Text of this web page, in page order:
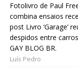
Fotolivro de Paul
combina ensaios
post Livro ‘Garage’
despidos entre
GAY BLOG BR.
Luís Pedro